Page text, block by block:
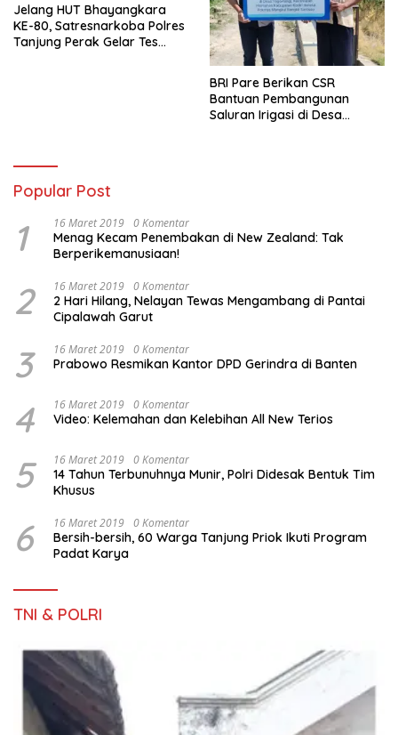
Jelang HUT Bhayangkara
KE-80, Satresnarkoba Polres
Tanjung Perak Gelar Tes
BRI Pare Berikan CSR
Bantuan Pembangunan
Saluran Irigasi di Desa
Popular Post
1 16 Maret 2019 0 Komentar
Menag Kecam Penembakan di New Zealand: Tak
Berperikemanusiaan!
2 16 Maret 2019 0 Komentar
2 Hari Hilang, Nelayan Tewas Mengambang di Pantai
Cipalawah Garut
3 16 Maret 2019 0 Komentar
Prabowo Resmikan Kantor DPD Gerindra di Banten
4 16 Maret 2019 0 Komentar
Video: Kelemahan dan Kelebihan All New Terios
5 16 Maret 2019 0 Komentar
14 Tahun Terbunuhnya Munir, Polri Didesak Bentuk Tim
Khusus
6 16 Maret 2019 0 Komentar
Bersih-bersih, 60 Warga Tanjung Priok Ikuti Program
Padat Karya
TNI & POLRI